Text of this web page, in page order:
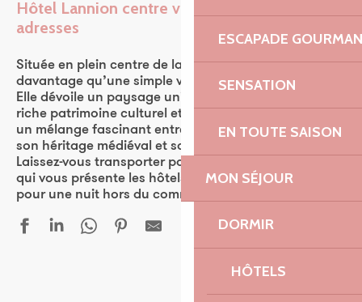
ESCAPADE
SENSATION
EN TOUTE SAISON
MON SÉJOUR
DORMIR
HÔTELS
Hôtel Lannion centre ville : les meilleures
adresses
Située en plein centre de la Bretagne, Lannion est
davantage qu’une simple ville pittoresque bretonne.
Elle dévoile un paysage unique caractérisé par un
riche patrimoine culturel et historique. La ville offre
un mélange fascinant entre ses magnifiques côtes,
son héritage médiéval et sa charmante tradition.
Laissez-vous transporter par nous dans une aventure
qui vous présente les hôtels de charme de Lannion
pour une nuit hors du commun.
Hôtel Ibis Lannion Côte de Granit Rose